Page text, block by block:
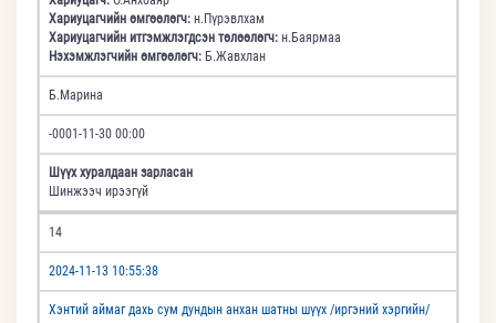
Хариуцагчийн өмгөөлөгч: н.Пүрэвлхам
Хариуцагчийн итгэмжлэгдсэн төлөөлөгч: н.Баярмаа
Нэхэмжлэгчийн өмгөөлөгч: Б.Жавхлан
Б.Марина
-0001-11-30 00:00
Шүүх хуралдаан зарласан
Шинжээч ирээгүй
14
2024-11-13 10:55:38
Хэнтий аймаг дахь сум дундын анхан шатны шүүх /иргэний хэргийн/